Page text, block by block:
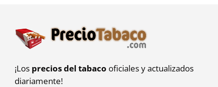
¡Los precios del tabaco oficiales y actualizados
diariamente!